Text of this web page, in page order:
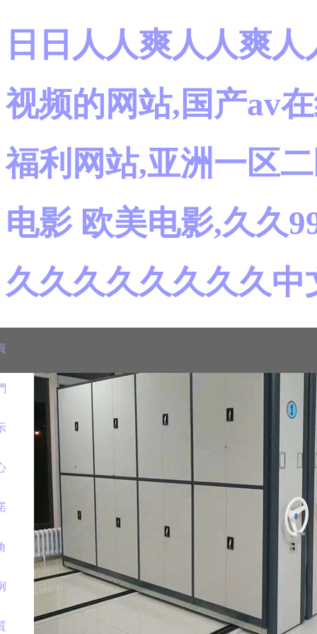
日日人人爽人人爽
视频的网站,国产av
福利网站,亚洲一区
电影 欧美电影,久久
久久久久久久久久